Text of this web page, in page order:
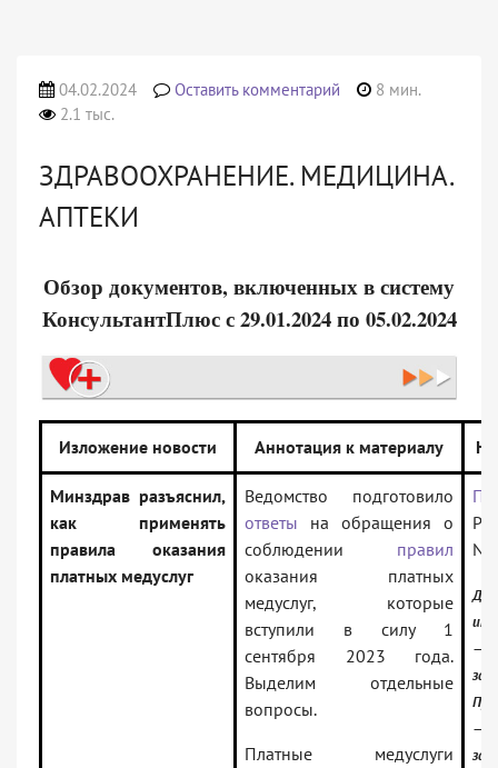
04.02.2024 Оставить комментарий
8 мин.
2.1 тыс.
ЗДРАВООХРАНЕНИЕ. МЕДИЦИНА.
АПТЕКИ
Обзор документов, включенных в систему
КонсультантПлюс с 29.01.2024 по 05.02.2024
Изложение новости Аннотация к материалу
Минздрав разъяснил,
как применять
правила оказания
платных медуслуг
Ведомство подготовило
ответы на обращения о
соблюдении правил
оказания платных
медуслуг, которые
вступили в силу 1
сентября 2023 года.
Выделим отдельные
вопросы.
Платные медуслуги
N
—
—